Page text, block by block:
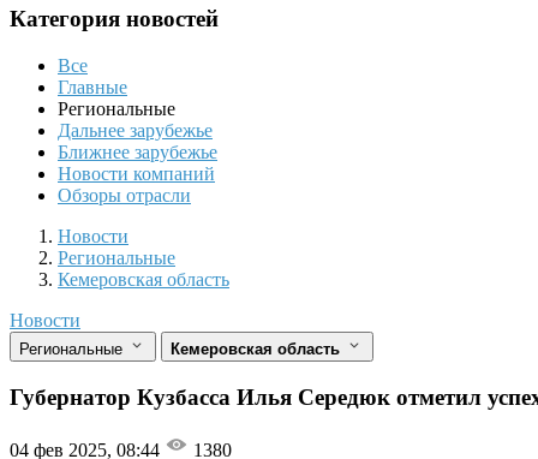
Динамика цен
Отзывы
Категория новостей
Все
Главные
Региональные
Дальнее зарубежье
Ближнее зарубежье
Новости компаний
Обзоры отрасли
Новости
Разделы
Новости
Региональные
Кемеровская область
Новости
Региональные Кемеровская область
Губернатор Кузбасса Илья Середюк отметил
04 фев 2025, 08:44 1380